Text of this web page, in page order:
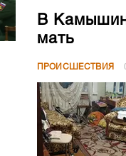
В
мать
ПРОИСШЕСТВИЯ